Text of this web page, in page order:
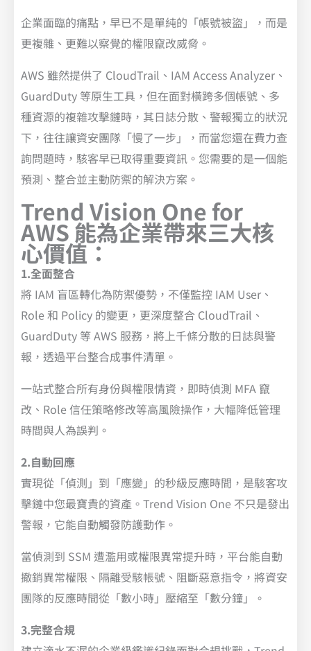
企業面臨的痛點，早已不是單純的「帳號被盜」，而是
更複雜、更難以察覺的權限竄改威脅。
AWS 雖然提供了 CloudTrail、IAM Access Analyzer、
GuardDuty 等原生工具，但在面對橫跨多個帳號、多
種資源的複雜攻擊鏈時，其日誌分散、警報獨立的狀況
下，往往讓資安團隊「慢了一步」，而當您還在費力查
詢問題時，駭客早已取得重要資訊。您需要的是一個能
預測、整合並主動防禦的解決方案。
Trend Vision One for
AWS 能為企業帶來三大核
心價值：
1.全面整合
將 IAM 盲區轉化為防禦優勢，不僅監控 IAM User、
Role 和 Policy 的變更，更深度整合 CloudTrail、
GuardDuty 等 AWS 服務，將上千條分散的日誌與警
報，透過平台整合成事件清單。
一站式整合所有身份與權限情資，即時偵測 MFA 竄
改、Role 信任策略修改等高風險操作，大幅降低管理
時間與人為誤判。
2.自動回應
實現從「偵測」到「應變」的秒級反應時間，是駭客攻
擊鏈中您最寶貴的資產。Trend Vision One 不只是發出
警報，它能自動觸發防護動作。
當偵測到 SSM 遭濫用或權限異常提升時，平台能自動
撤銷異常權限、隔離受駭帳號、阻斷惡意指令，將資安
團隊的反應時間從「數小時」壓縮至「數分鐘」。
3.完整合規